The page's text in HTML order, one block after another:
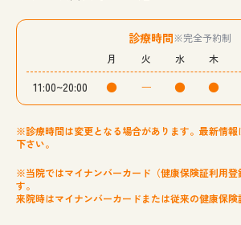
診療時間※完全予約制
月
火 水 木
11:00~20:00 ● ー ● ●
※診療時間は変更となる場合があります。最新情報
下さい。
※当院ではマイナンバーカード（健康保険証利用登
す。
来院時はマイナンバーカードまたは従来の健康保険